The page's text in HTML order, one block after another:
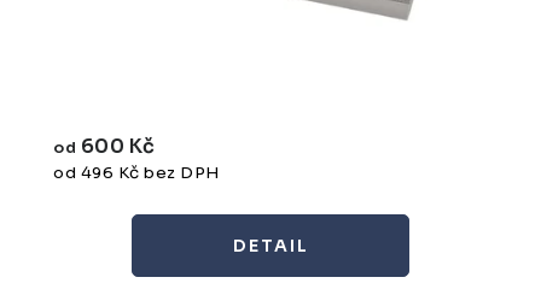
od 496 Kč bez DPH
od 600 Kč